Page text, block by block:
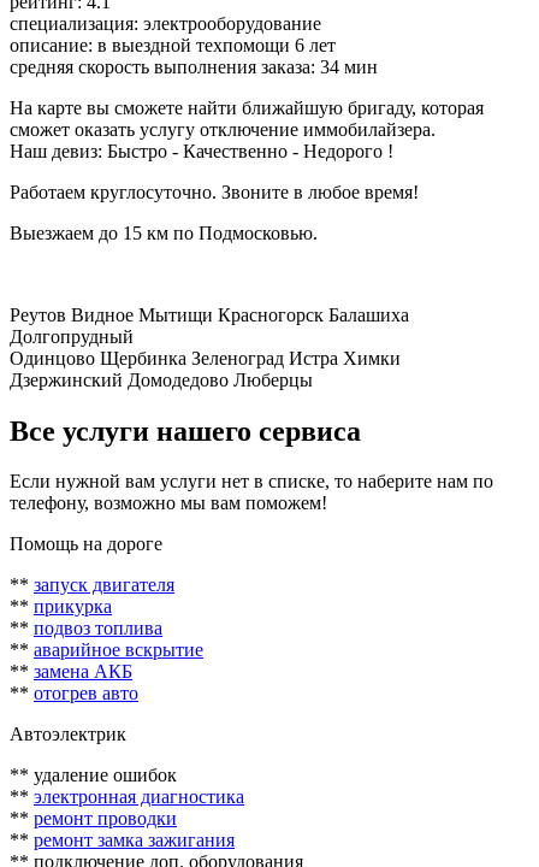
специализация: электрооборудование
описание: в выездной техпомощи 6 лет
средняя скорость выполнения заказа: 34 мин
На карте вы сможете найти ближайшую бригаду, которая
сможет оказать услугу отключение иммобилайзера.
Наш девиз: Быстро - Качественно - Недорого !
Работаем круглосуточно. Звоните в любое время!
Выезжаем до 15 км по Подмосковью.
Реутов Видное Мытищи Красногорск Балашиха
Долгопрудный
Одинцово Щербинка Зеленоград Истра Химки
Дзержинский Домодедово Люберцы
Все услуги нашего сервиса
Если нужной вам услуги нет в списке, то наберите нам по
телефону, возможно мы вам поможем!
Помощь на дороге
** запуск двигателя
** прикурка
** подвоз топлива
** аварийное вскрытие
** замена АКБ
** отогрев авто
Автоэлектрик
** удаление ошибок
** электронная диагностика
** ремонт проводки
** ремонт замка зажигания
** подключение доп. оборудования